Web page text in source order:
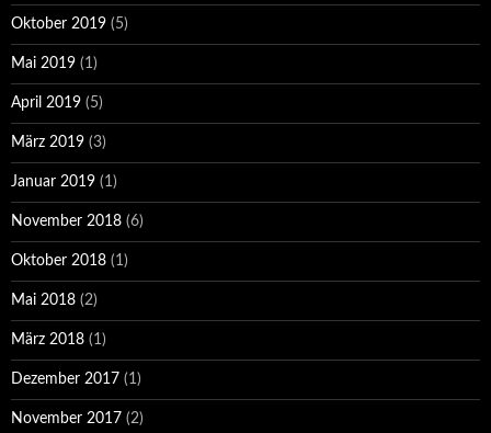
Oktober 2019 (5)
Mai 2019 (1)
April 2019 (5)
März 2019 (3)
Januar 2019 (1)
November 2018 (6)
Oktober 2018 (1)
Mai 2018 (2)
März 2018 (1)
Dezember 2017 (1)
November 2017 (2)